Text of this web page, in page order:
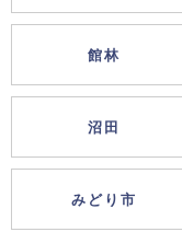
館林
沼田
みどり市